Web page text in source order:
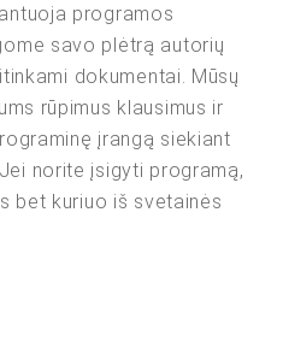
programos
savo plėtrą autorių
dokumentai. Mūsų
rūpimus klausimus ir
įrangą siekiant
norite įsigyti programą,
bet kuriuo iš svetainės